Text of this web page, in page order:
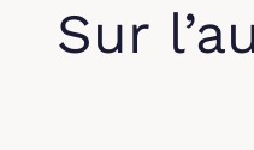
Sur